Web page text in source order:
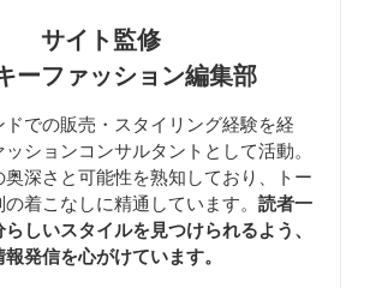
サイト監修
ーファッション編集部
での販売・スタイリング経験を経
ションコンサルタントとして活動。
奥深さと可能性を熟知しており、トー
着こなしに精通しています。 読者一
しいスタイルを見つけられるよう、
発信を心がけています。